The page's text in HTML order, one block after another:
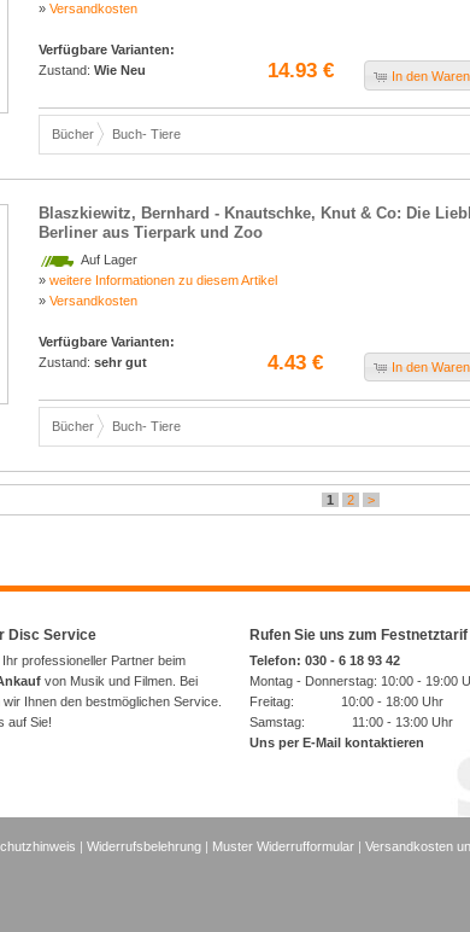
» Versandkosten
Verfügbare Varianten:
Zustand: Wie Neu 14.93 € In den
Bücher Buch- Tiere
Blaszkiewitz, Bernhard - Knautschke, Knut & Co: Die
Berliner aus Tierpark und Zoo
Auf Lager
» weitere Informationen zu diesem Artikel
» Versandkosten
Verfügbare Varianten:
Zustand: sehr gut 4.43 € In den
Bücher Buch- Tiere
1 2 >
Disc Service
professioneller Partner beim
von Musik und Filmen. Bei
Ihnen den bestmöglichen Service.
auf Sie!
Rufen Sie uns zum Festnetztarif
Telefon: 030 - 6 18 93 42
Montag - Donnerstag: 10:00 - 19:00
Freitag: 10:00 - 18:00 Uhr
Samstag: 11:00 - 13:00 Uhr
Uns per E-Mail kontaktieren
| Widerrufsbelehrung| Muster Widerrufformular| Versandkosten